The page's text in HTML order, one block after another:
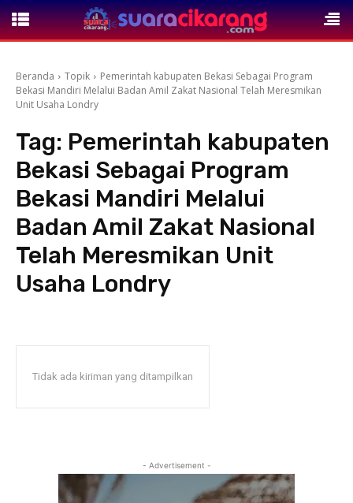
Beranda Topik
Pemerintah kabupaten Bekasi Sebagai Program
Bekasi Mandiri Melalui Badan Amil Zakat Nasional Telah Meresmikan
Unit Usaha Londry
Tag: Pemerintah kabupaten
Bekasi Sebagai Program
Bekasi Mandiri Melalui
Badan Amil Zakat Nasional
Telah Meresmikan Unit
Usaha Londry
Tidak ada kiriman yang ditampilkan
- Advertisement -